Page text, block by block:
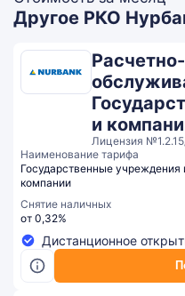
Другое РКО
и
Лицензия
Наименование тарифа
Государственные учреждения
компании
Снятие наличных
от 0,32%
Дистанционное